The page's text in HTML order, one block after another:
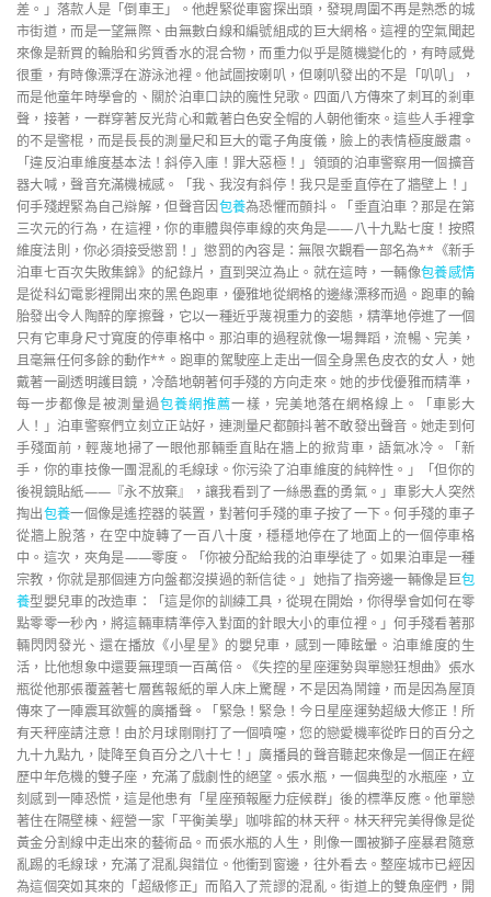
差。」落款人是「倒車王」。他趕緊從車窗探出頭，發現周圍不再是熟悉的城
市街道，而是一望無際、由無數白線和編號組成的巨大網格。這裡的空氣聞起
來像是新買的輪胎和劣質香水的混合物，而重力似乎是隨機變化的，有時感覺
很重，有時像漂浮在游泳池裡。他試圖按喇叭，但喇叭發出的不是「叭叭」，
而是他童年時學會的、關於泊車口訣的魔性兒歌。四面八方傳來了刺耳的剎車
聲，接著，一群穿著反光背心和戴著白色安全帽的人朝他衝來。這些人手裡拿
的不是警棍，而是長長的測量尺和巨大的電子角度儀，臉上的表情極度嚴肅。
「違反泊車維度基本法！斜停入庫！罪大惡極！」領頭的泊車警察用一個擴音
器大喊，聲音充滿機械感。「我、我沒有斜停！我只是垂直停在了牆壁上！」
何手殘趕緊為自己辯解，但聲音因包養為恐懼而顫抖。「垂直泊車？那是在第
三次元的行為，在這裡，你的車體與停車線的夾角是——八十九點七度！按照
維度法則，你必須接受懲罰！」懲罰的內容是：無限次觀看一部名為**《新手
泊車七百次失敗集錦》的紀錄片，直到哭泣為止。就在這時，一輛像包養感情
是從科幻電影裡開出來的黑色跑車，優雅地從網格的邊緣漂移而過。跑車的輪
胎發出令人陶醉的摩擦聲，它以一種近乎蔑視重力的姿態，精準地停進了一個
只有它車身尺寸寬度的停車格中。那泊車的過程就像一場舞蹈，流暢、完美，
且毫無任何多餘的動作**。跑車的駕駛座上走出一個全身黑色皮衣的女人，她
戴著一副透明護目鏡，冷酷地朝著何手殘的方向走來。她的步伐優雅而精準，
每一步都像是被測量過包養網推薦一樣，完美地落在網格線上。「車影大
人！」泊車警察們立刻立正站好，連測量尺都顫抖著不敢發出聲音。她走到何
手殘面前，輕蔑地掃了一眼他那輛垂直貼在牆上的掀背車，語氣冰冷。「新
手，你的車技像一團混亂的毛線球。你污染了泊車維度的純粹性。」「但你的
後視鏡貼紙——『永不放棄』，讓我看到了一絲愚蠢的勇氣。」車影大人突然
掏出包養一個像是遙控器的裝置，對著何手殘的車子按了一下。何手殘的車子
從牆上脫落，在空中旋轉了一百八十度，穩穩地停在了地面上的一個停車格
中。這次，夾角是——零度。「你被分配給我的泊車學徒了。如果泊車是一種
宗教，你就是那個連方向盤都沒摸過的新信徒。」她指了指旁邊一輛像是巨包
養型嬰兒車的改造車：「這是你的訓練工具，從現在開始，你得學會如何在零
點零零一秒內，將這輛車精準停入對面的針眼大小的車位裡。」何手殘看著那
輛閃閃發光、還在播放《小星星》的嬰兒車，感到一陣眩暈。泊車維度的生
活，比他想象中還要無理頭一百萬倍。《失控的星座運勢與單戀狂想曲》張水
瓶從他那張覆蓋著七層舊報紙的單人床上驚醒，不是因為鬧鐘，而是因為屋頂
傳來了一陣震耳欲聾的廣播聲。「緊急！緊急！今日星座運勢超級大修正！所
有天秤座請注意！由於月球剛剛打了一個噴嚏，您的戀愛機率從昨日的百分之
九十九點九，陡降至負百分之八十七！」廣播員的聲音聽起來像是一個正在經
歷中年危機的雙子座，充滿了戲劇性的絕望。張水瓶，一個典型的水瓶座，立
刻感到一陣恐慌，這是他患有「星座預報壓力症候群」後的標準反應。他單戀
著住在隔壁棟、經營一家「平衡美學」咖啡館的林天秤。林天秤完美得像是從
黃金分割線中走出來的藝術品。而張水瓶的人生，則像一團被獅子座暴君隨意
亂踢的毛線球，充滿了混亂與錯位。他衝到窗邊，往外看去。整座城市已經因
為這個突如其來的「超級修正」而陷入了荒謬的混亂。街道上的雙魚座們，開